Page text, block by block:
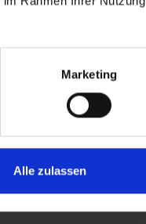
Marketing
Alle zulassen